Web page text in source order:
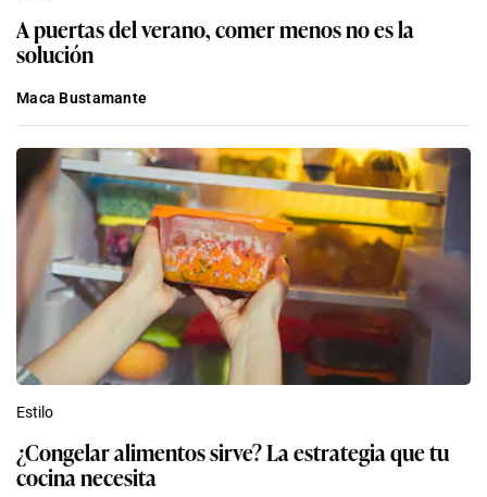
A puertas del verano, comer menos no es la
solución
Maca Bustamante
Estilo
¿Congelar alimentos sirve? La estrategia que tu
cocina necesita